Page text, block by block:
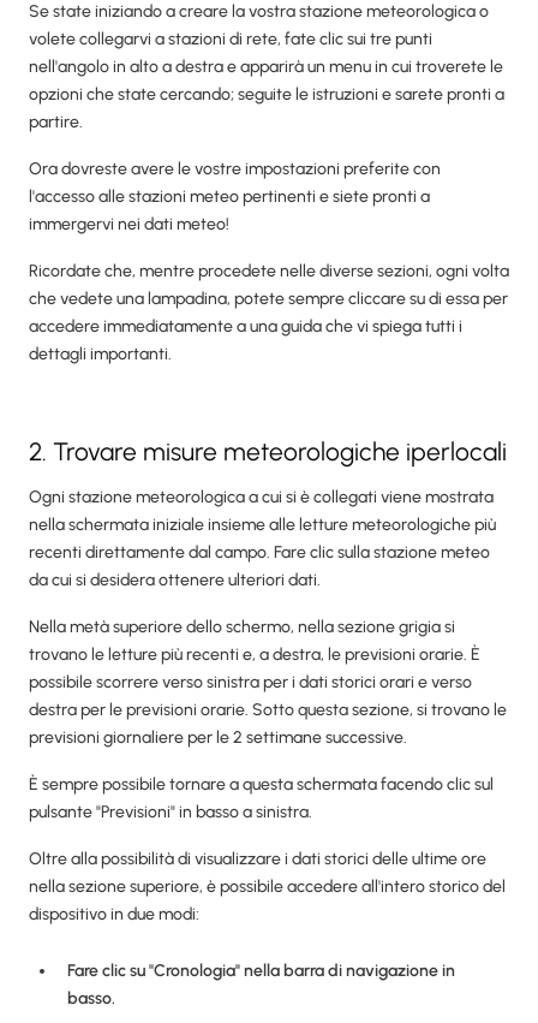
Se state iniziando a creare la vostra stazione meteorologica o
volete collegarvi a stazioni di rete, fate clic sui tre punti
nell'angolo in alto a destra e apparirà un menu in cui troverete le
opzioni che state cercando; seguite le istruzioni e sarete pronti a
partire.
Ora dovreste avere le vostre impostazioni preferite con
l'accesso alle stazioni meteo pertinenti e siete pronti a
immergervi nei dati meteo!
Ricordate che, mentre procedete nelle diverse sezioni, ogni volta
che vedete una lampadina, potete sempre cliccare su di essa per
accedere immediatamente a una guida che vi spiega tutti i
dettagli importanti.
2. Trovare misure meteorologiche iperlocali
Ogni stazione meteorologica a cui si è collegati viene mostrata
nella schermata iniziale insieme alle letture meteorologiche più
recenti direttamente dal campo. Fare clic sulla stazione meteo
da cui si desidera ottenere ulteriori dati.
Nella metà superiore dello schermo, nella sezione grigia si
trovano le letture più recenti e, a destra, le previsioni orarie. È
possibile scorrere verso sinistra per i dati storici orari e verso
destra per le previsioni orarie. Sotto questa sezione, si trovano le
previsioni giornaliere per le 2 settimane successive.
È sempre possibile tornare a questa schermata facendo clic sul
pulsante "Previsioni" in basso a sinistra.
Oltre alla possibilità di visualizzare i dati storici delle ultime ore
nella sezione superiore, è possibile accedere all'intero storico del
dispositivo in due modi:
Fare clic su "Cronologia" nella barra di navigazione in
basso.